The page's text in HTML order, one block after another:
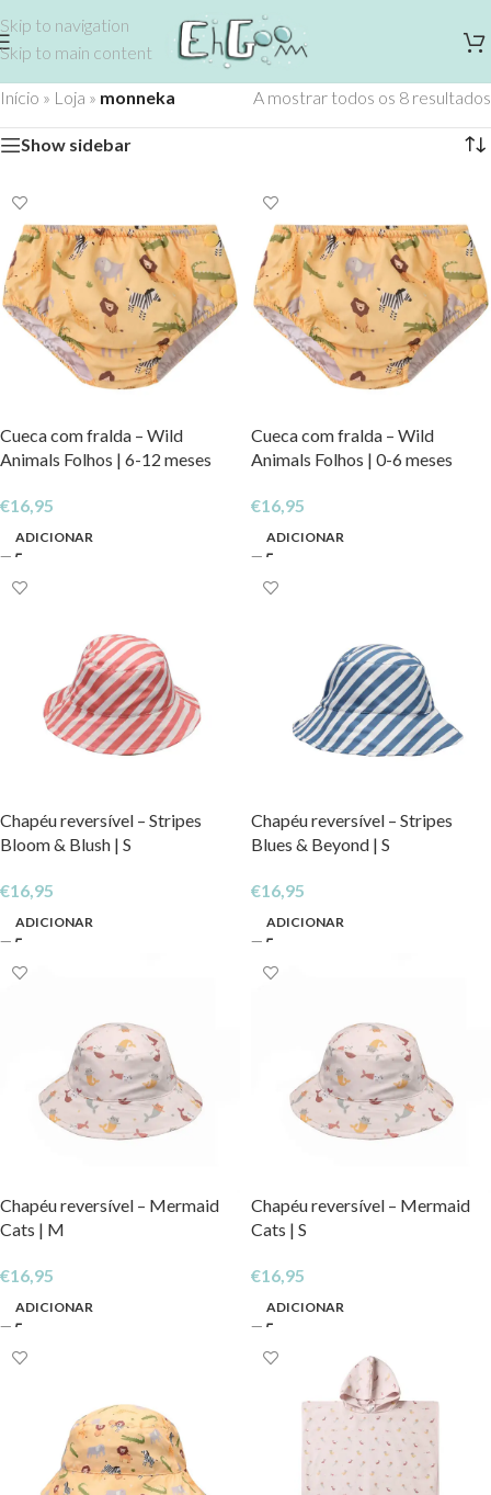
Skip to navigation
Skip to main content
Início » Loja » monneka A mostrar todos os 8 resultados
Show sidebar
Cueca com fralda – Wild
Animals Folhos | 6-12 meses
€16,95
ADICIONAR
Cueca com fralda – Wild
Animals Folhos | 0-6 meses
€16,95
ADICIONAR
Chapéu reversível – Stripes
Bloom & Blush | S
€16,95
ADICIONAR
Chapéu reversível – Stripes
Blues & Beyond | S
€16,95
ADICIONAR
Chapéu reversível – Mermaid
Cats | M
€16,95
ADICIONAR
Chapéu reversível – Mermaid
Cats | S
€16,95
ADICIONAR